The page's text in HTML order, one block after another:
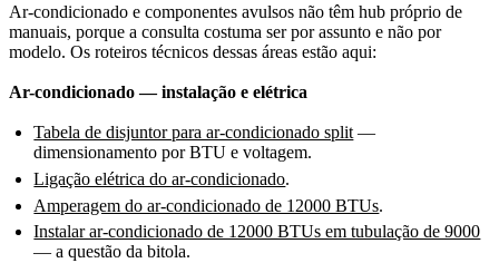
Ar-condicionado e componentes avulsos não têm hub próprio de
manuais, porque a consulta costuma ser por assunto e não por
modelo. Os roteiros técnicos dessas áreas estão aqui:
Ar-condicionado — instalação e elétrica
Tabela de disjuntor para ar-condicionado split —
dimensionamento por BTU e voltagem.
Ligação elétrica do ar-condicionado.
Amperagem do ar-condicionado de 12000 BTUs.
Instalar ar-condicionado de 12000 BTUs em tubulação de 9000
— a questão da bitola.